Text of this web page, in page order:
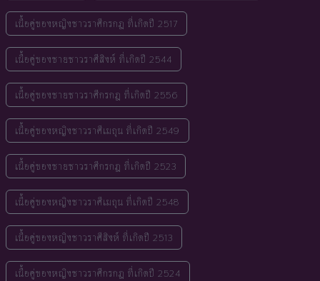
เนื้อคู่ของหญิงชาวราศีกรกฎ ที่เกิดปี 2517
เนื้อคู่ของชายชาวราศีสิงห์ ที่เกิดปี 2544
เนื้อคู่ของชายชาวราศีกรกฎ ที่เกิดปี 2556
เนื้อคู่ของหญิงชาวราศีเมถุน ที่เกิดปี 2549
เนื้อคู่ของชายชาวราศีกรกฎ ที่เกิดปี 2523
เนื้อคู่ของหญิงชาวราศีเมถุน ที่เกิดปี 2548
เนื้อคู่ของหญิงชาวราศีสิงห์ ที่เกิดปี 2513
เนื้อคู่ของหญิงชาวราศีกรกฎ ที่เกิดปี 2524